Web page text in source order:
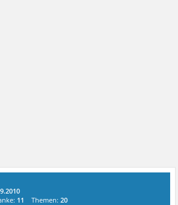
11 Themen:20